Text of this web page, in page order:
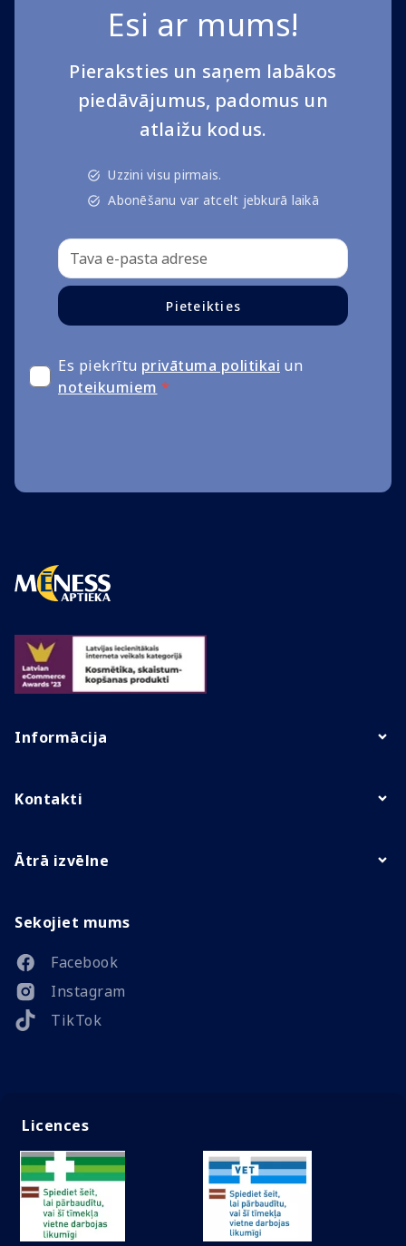
Esi ar mums!
Pieraksties un saņem labākos
piedāvājumus, padomus un
atlaižu kodus.
Uzzini visu pirmais.
Abonēšanu var atcelt jebkurā laikā
Pieteikties
Es piekrītu privātuma politikai un
noteikumiem *
Informācija
Kontakti
Ātrā izvēlne
Sekojiet mums
Facebook
Instagram
TikTok
Licences